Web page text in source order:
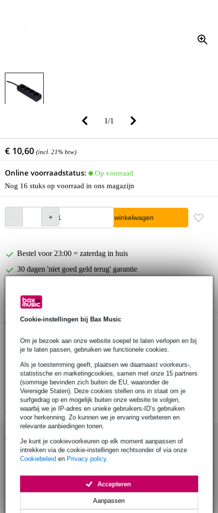
Cookie-instellingen bij Bax Music
Om je bezoek aan onze website soepel te laten verlopen en bij
je te laten passen, gebruiken we functionele cookies.
Als je toestemming geeft, plaatsen we daarnaast voorkeurs-,
statistische en marketingcookies, samen met onze 15 partners
(sommige bevinden zich buiten de EU, waaronder de
Verenigde Staten). Deze cookies stellen ons in staat om je
surfgedrag op en mogelijk buiten onze website te volgen,
waarbij we je IP-adres en unieke gebruikers-ID’s gebruiken
voor herkenning. Zo kunnen we je ervaring verbeteren en
relevante aanbiedingen tonen.
Je kunt je cookievoorkeuren op elk moment aanpassen of
intrekken via de cookie-instellingen rechtsonder of via onze
Cookiebeleid en Privacy policy.
Aanpassen
Accepteren
1/1
€ 10,60 (incl. 21% btw)
Online voorraadstatus:
Op voorraad
Nog 16 stuks op voorraad in ons magazijn
In winkelwagen
Bestel voor 23:00 = zaterdag in huis
30 dagen 'niet goed geld terug' garantie
Gratis ophalen in de winkel
Productinformatie
stekkerdoos
geschikt voor Frankrijk en België door aanwezigheid penaarde
stekker: Schuko male
Bekijk alle productspecificaties
Accessoires (4)